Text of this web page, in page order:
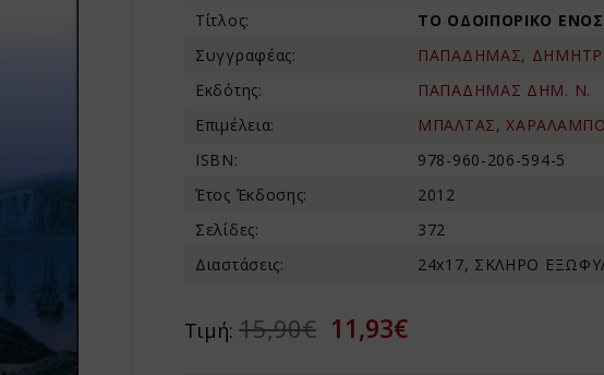
Τίτλος:
ΤΟ ΟΔΟΙΠΟΡΙΚΟ
Συγγραφέας:
ΠΑΠΑΔΗΜΑΣ,
Εκδότης:
ΠΑΠΑΔΗΜΑΣ ΔΗΜ. Ν.
Επιμέλεια:
ΜΠΑΛΤΑΣ,
ISBN:
978-960-206-594-5
Έτος Έκδοσης:
2012
Σελίδες:
372
Διαστάσεις:
24x17, ΣΚΛΗΡΟ
Τιμή:15,90€ 11,93€